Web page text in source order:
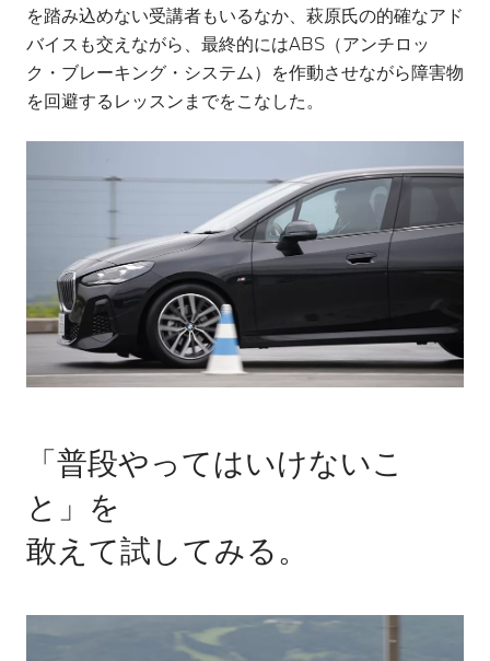
を踏み込めない受講者もいるなか、萩原氏の的確なアド
バイスも交えながら、最終的にはABS（アンチロッ
ク・ブレーキング・システム）を作動させながら障害物
を回避するレッスンまでをこなした。
「普段やってはいけないこ
と」を
敢えて試してみる。